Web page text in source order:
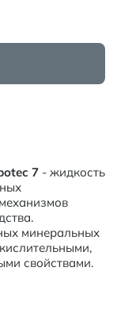
7 - жидкость
минеральных
свойствами.